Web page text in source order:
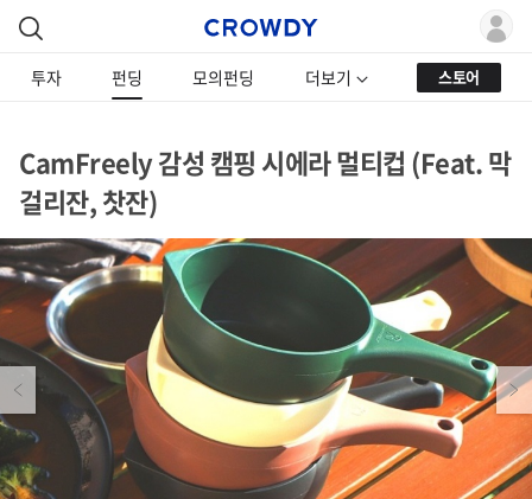
투자 펀딩 모의펀딩 더보기 스토어
CamFreely 감성 캠핑 시에라 멀티컵 (Feat. 막
걸리잔, 찻잔)
Previous Next